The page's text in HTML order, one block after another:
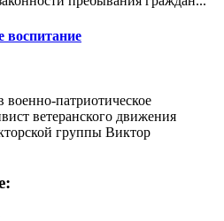
воспитание
патриотическое
ветеранского движения
группы Виктор